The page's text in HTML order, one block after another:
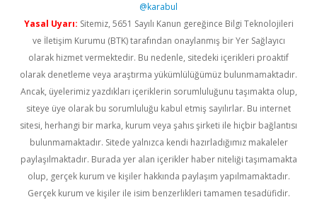
@karabul
Yasal Uyarı: Sitemiz, 5651 Sayılı Kanun gereğince Bilgi Teknolojileri
ve İletişim Kurumu (BTK) tarafından onaylanmış bir Yer Sağlayıcı
olarak hizmet vermektedir. Bu nedenle, sitedeki içerikleri proaktif
olarak denetleme veya araştırma yükümlülüğümüz bulunmamaktadır.
Ancak, üyelerimiz yazdıkları içeriklerin sorumluluğunu taşımakta olup,
siteye üye olarak bu sorumluluğu kabul etmiş sayılırlar. Bu internet
sitesi, herhangi bir marka, kurum veya şahıs şirketi ile hiçbir bağlantısı
bulunmamaktadır. Sitede yalnızca kendi hazırladığımız makaleler
paylaşılmaktadır. Burada yer alan içerikler haber niteliği taşımamakta
olup, gerçek kurum ve kişiler hakkında paylaşım yapılmamaktadır.
Gerçek kurum ve kişiler ile isim benzerlikleri tamamen tesadüfidir.